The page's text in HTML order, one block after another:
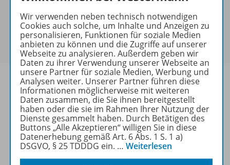
Sie haben ein passendesSpar-Paket?
Um den für Sie gültigen Preis zu sehen,melden Sie
sich bitte an.
Informationen
Weitere Inhalte der Ausgabe
Wir verwenden neben technisch notwendigen
Cookies auch solche, um Inhalte und Anzeigen zu
personalisieren, Funktionen für soziale Medien
anbieten zu können und die Zugriffe auf unserer
Webseite zu analysieren. Außerdem geben wir
Daten zu ihrer Verwendung unserer Webseite an
unsere Partner für soziale Medien, Werbung und
Analysen weiter. Unserer Partner führen diese
Informationen möglicherweise mit weiteren
Daten zusammen, die Sie ihnen bereitgestellt
haben oder die sie im Rahmen Ihrer Nutzung der
Dienste gesammelt haben. Durch Betätigen des
Buttons „Alle Akzeptieren“ willigen Sie in diese
Datenerhebung gemäß Art. 6 Abs. 1 S. 1 a)
DSGVO, § 25 TDDDG ein. … Weiterlesen